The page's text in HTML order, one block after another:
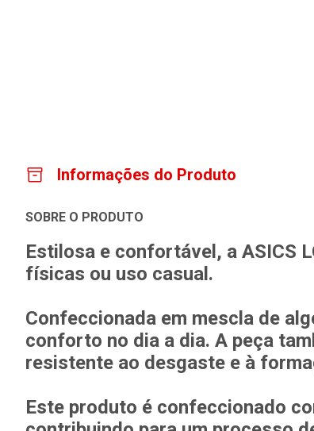
Informações do Produto
SOBRE O PRODUTO
Estilosa e confortável, a ASICS
físicas ou uso casual.
Confeccionada em mescla de
conforto no dia a dia. A peça
resistente ao desgaste e à
Este produto é confeccionado